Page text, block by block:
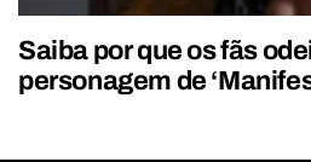
Saiba por que os fãs
personagem de